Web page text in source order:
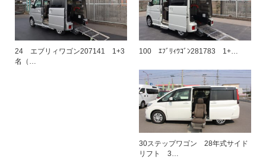
24 エブリィワゴン207141 1+3
名（…
100 ｴﾌﾞﾘｨﾜｺﾞﾝ281783 1+…
30ステップワゴン 28年式サイド
リフト 3…